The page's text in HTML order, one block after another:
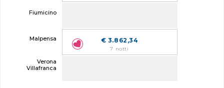
€ 3.862,34
7 notti
Fiumicino
Malpensa
Verona
Villafranca